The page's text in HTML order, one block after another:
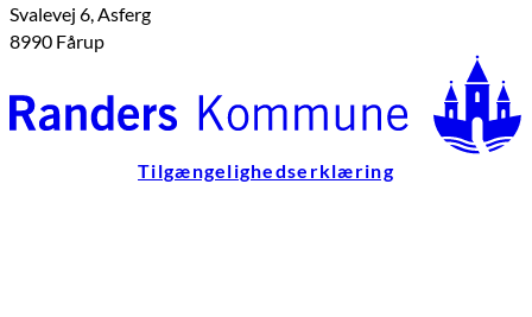
Svalevej 6, Asferg
8990 Fårup
Tilgængelighedserklæring